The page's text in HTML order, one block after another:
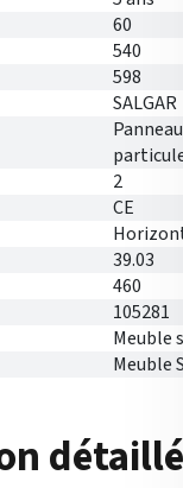
60
540
598
SALGAR
2
CE
39.03
460
105281
Meuble
Meuble